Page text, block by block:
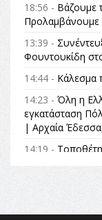
18:56 - Βάζουμε
Προλαμβάνουμε
13:39 -
Φουντουκίδη
14:44 - Κάλεσμα
14:23 - Όλη η
εγκατάσταση
| Αρχαία
14:19 -
Αναθεώρηση
θεσμικές
στις επόμενες
16:35 -Το